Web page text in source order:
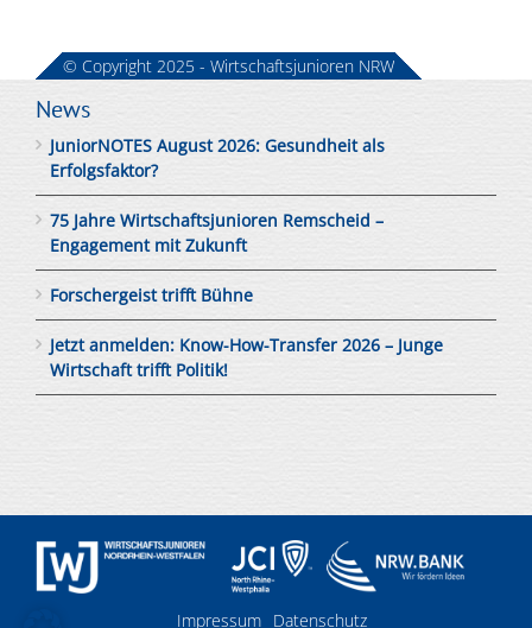
News
JuniorNOTES August 2026: Gesundheit als
Erfolgsfaktor?
75 Jahre Wirtschaftsjunioren Remscheid –
Engagement mit Zukunft
Forschergeist trifft Bühne
Jetzt anmelden: Know-How-Transfer 2026 – Junge
Wirtschaft trifft Politik!
© Copyright 2025 - Wirtschaftsjunioren NRW
Impressum Datenschutz